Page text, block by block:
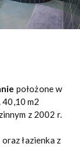
położone w
40,10 m2
z 2002 r.
łazienka z